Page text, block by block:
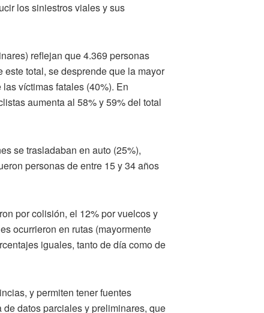
los siniestros viales y sus
reflejan que 4.369 personas
total, se desprende que la mayor
víctimas fatales (40%). En
aumenta al 58% y 59% del total
se trasladaban en auto (25%),
personas de entre 15 y 34 años
por colisión, el 12% por vuelcos y
ocurrieron en rutas (mayormente
iguales, tanto de día como de
y permiten tener fuentes
datos parciales y preliminares, que